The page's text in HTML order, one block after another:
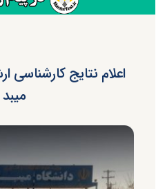
اعلام نتایج کارشناسی
میبد ۱۴۰۲